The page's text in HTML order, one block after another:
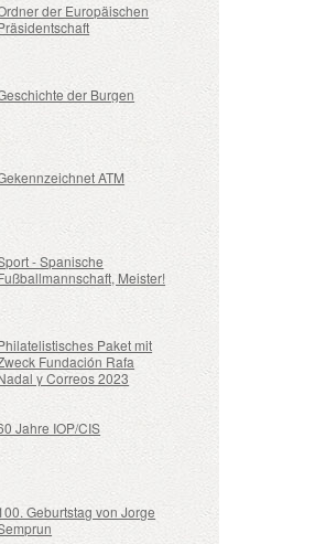
der Europäischen
der Burgen
ATM
- Spanische
Meister!
Paket mit
Fundación Rafa
y Correos 2023
Jahre IOP/CIS
Geburtstag von Jorge